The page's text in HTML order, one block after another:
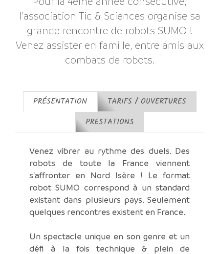
l'association Tic & Sciences organise sa
grande rencontre de robots SUMO !
Venez assister en famille, entre amis aux
combats de robots.
PRÉSENTATION
TARIFS / OUVERTURES
PRESTATIONS
Venez vibrer au rythme des duels. Des
robots de toute la France viennent
s'affronter en Nord Isère ! Le format
robot SUMO correspond à un standard
existant dans plusieurs pays. Seulement
quelques rencontres existent en France.
Un spectacle unique en son genre et un
défi à la fois technique & plein de